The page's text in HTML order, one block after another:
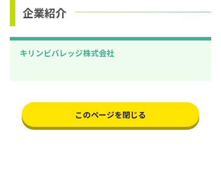
企業紹介
キリンビバレッジ株式会社
このページを閉じる